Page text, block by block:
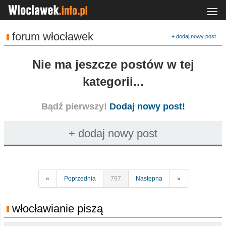
forum włocławek + dodaj nowy post
Nie ma jeszcze postów w tej
kategorii...
Bądź pierwszy! Dodaj nowy post!
« Poprzednia 797 Następna »
włocławianie piszą